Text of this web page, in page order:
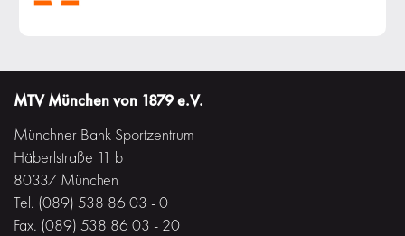
MTV München von 1879 e.V.
Münchner Bank Sportzentrum
Häberlstraße 11 b
80337 München
Tel. (089) 538 86 03 - 0
Fax. (089) 538 86 03 - 20